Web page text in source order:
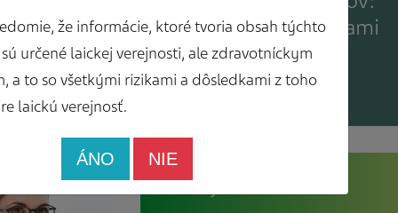
Diár pacienta s bolesťami
hlavy
že informácie, ktoré tvoria obsah týchto
určené laickej verejnosti, ale zdravotníckym
a to so všetkými rizikami a dôsledkami z toho
laickú verejnosť.
ÁNO NIE